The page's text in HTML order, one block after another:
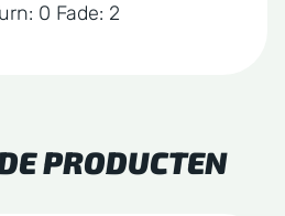
0 Fade: 2
PRODUCTEN